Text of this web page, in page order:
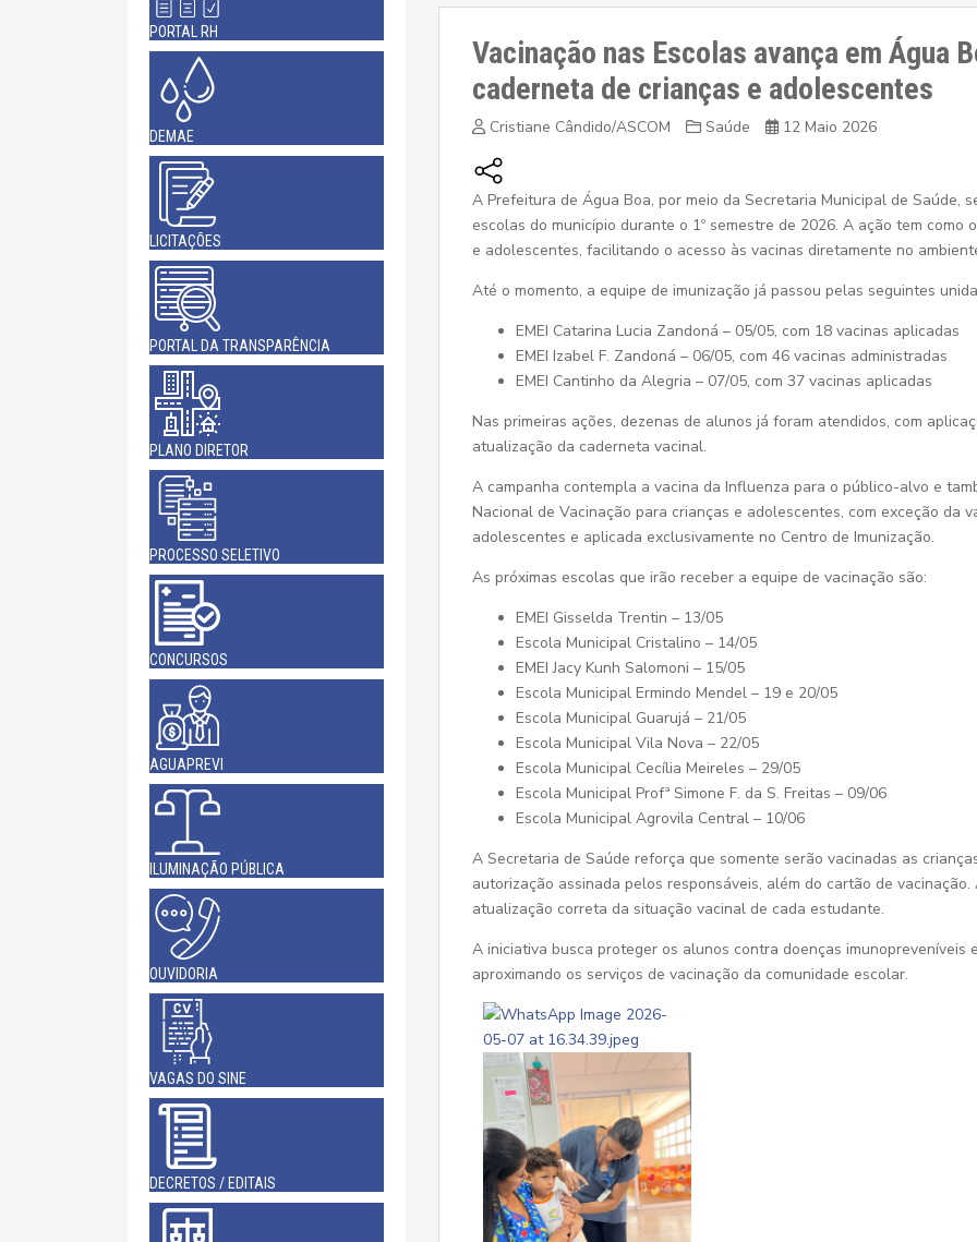
PORTAL RH
DEMAE
LICITAÇÕES
PORTAL DA TRANSPARÊNCIA
PLANO DIRETOR
PROCESSO SELETIVO
CONCURSOS
AGUAPREVI
ILUMINAÇÃO PÚBLICA
OUVIDORIA
VAGAS DO SINE
DECRETOS / EDITAIS
Vacinação nas Escolas avança em Água
caderneta de crianças e adolescentes
Cristiane Cândido/ASCOM Saúde 12 Maio 2026
A Prefeitura de Água Boa, por meio da Secretaria Municipal de Saúde,
escolas do município durante o 1º semestre de 2026. A ação tem
e adolescentes, facilitando o acesso às vacinas diretamente no
Até o momento, a equipe de imunização já passou pelas seguintes
EMEI Catarina Lucia Zandoná – 05/05, com 18 vacinas aplicadas
EMEI Izabel F. Zandoná – 06/05, com 46 vacinas administradas
EMEI Cantinho da Alegria – 07/05, com 37 vacinas aplicadas
Nas primeiras ações, dezenas de alunos já foram atendidos, com
atualização da caderneta vacinal.
A campanha contempla a vacina da Influenza para o público-alvo e
Nacional de Vacinação para crianças e adolescentes, com exceção da
adolescentes e aplicada exclusivamente no Centro de Imunização.
As próximas escolas que irão receber a equipe de vacinação são:
EMEI Gisselda Trentin – 13/05
Escola Municipal Cristalino – 14/05
EMEI Jacy Kunh Salomoni – 15/05
Escola Municipal Ermindo Mendel – 19 e 20/05
Escola Municipal Guarujá – 21/05
Escola Municipal Vila Nova – 22/05
Escola Municipal Cecília Meireles – 29/05
Escola Municipal Profª Simone F. da S. Freitas – 09/06
Escola Municipal Agrovila Central – 10/06
A Secretaria de Saúde reforça que somente serão vacinadas as
autorização assinada pelos responsáveis, além do cartão de
atualização correta da situação vacinal de cada estudante.
A iniciativa busca proteger os alunos contra doenças imunopreveníveis
aproximando os serviços de vacinação da comunidade escolar.